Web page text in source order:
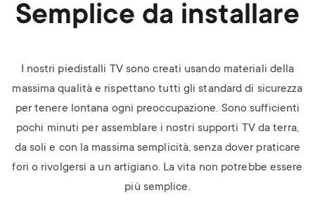
Semplice da installare
I nostri piedistalli TV sono creati usando materiali della
massima qualità e rispettano tutti gli standard di sicurezza
per tenere lontana ogni preoccupazione. Sono sufficienti
pochi minuti per assemblare i nostri supporti TV da terra,
da soli e con la massima semplicità, senza dover praticare
fori o rivolgersi a un artigiano. La vita non potrebbe essere
più semplice.